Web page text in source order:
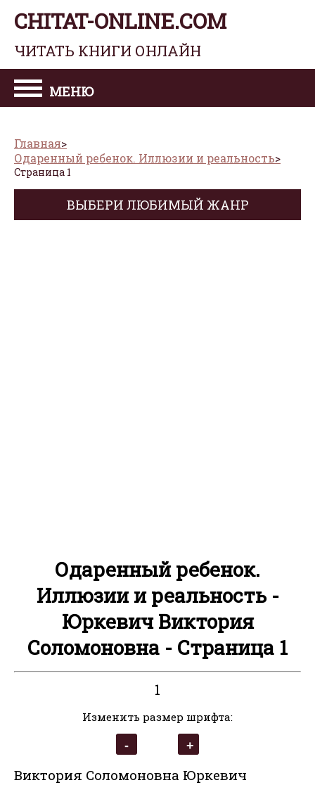
CHITAT-ONLINE.COM
ЧИТАТЬ КНИГИ ОНЛАЙН
МЕНЮ
Главная
Одаренный ребенок. Иллюзии и реальность
Страница 1
ВЫБЕРИ ЛЮБИМЫЙ ЖАНР
Одаренный ребенок.
Иллюзии и реальность -
Юркевич Виктория
Соломоновна - Страница 1
1
Изменить размер шрифта:
Виктория Соломоновна Юркевич